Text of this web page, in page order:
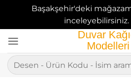
Başakşehir'deki
inceleyebilirsiniz.
atla
Ara: